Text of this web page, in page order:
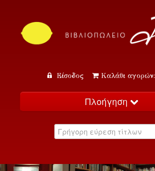
Είσοδος Καλάθι αγορών:
Πλοήγηση
Κατάλογος